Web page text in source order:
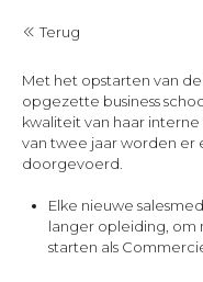
Terug
Met het opstarten van
opgezette business
kwaliteit van haar
van twee jaar worden er
doorgevoerd.
Elke nieuwe
langer opleiding,
starten als